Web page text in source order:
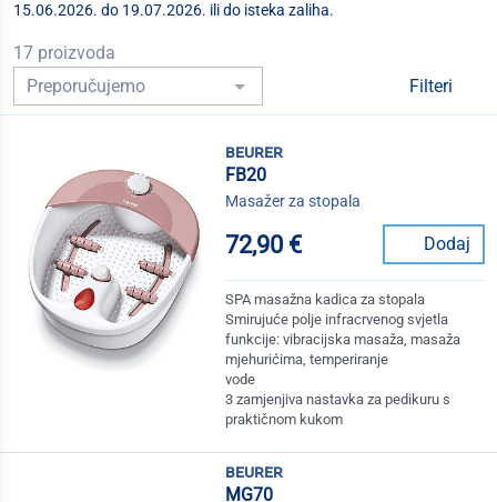
15.06.2026. do 19.07.2026. ili do isteka zaliha.
17 proizvoda
Filteri
beurer
FB20
Masažer za stopala
72,90 € Dodaj
SPA masažna kadica za stopala
Smirujuće polje infracrvenog svjetla
funkcije: vibracijska masaža, masaža
mjehurićima, temperiranje
vode
3 zamjenjiva nastavka za pedikuru s
praktičnom kukom
beurer
MG70